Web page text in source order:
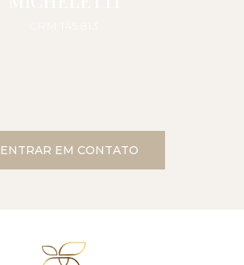
ENTRAR EM CONTATO